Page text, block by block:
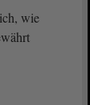
wie